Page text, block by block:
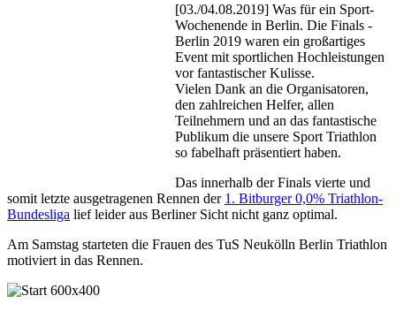
[03./04.08.2019] Was für ein Sport-
Wochenende in Berlin. Die Finals -
Berlin 2019 waren ein großartiges
Event mit sportlichen Hochleistungen
vor fantastischer Kulisse.
Vielen Dank an die Organisatoren,
den zahlreichen Helfer, allen
Teilnehmern und an das fantastische
Publikum die unsere Sport Triathlon
so fabelhaft präsentiert haben.
Das innerhalb der Finals vierte und
somit letzte ausgetragenen Rennen der 1. Bitburger 0,0% Triathlon-
Bundesliga lief leider aus Berliner Sicht nicht ganz optimal.
Am Samstag starteten die Frauen des TuS Neukölln Berlin Triathlon
motiviert in das Rennen.